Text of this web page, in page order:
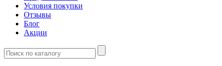
Условия покупки
Отзывы
Блог
Акции